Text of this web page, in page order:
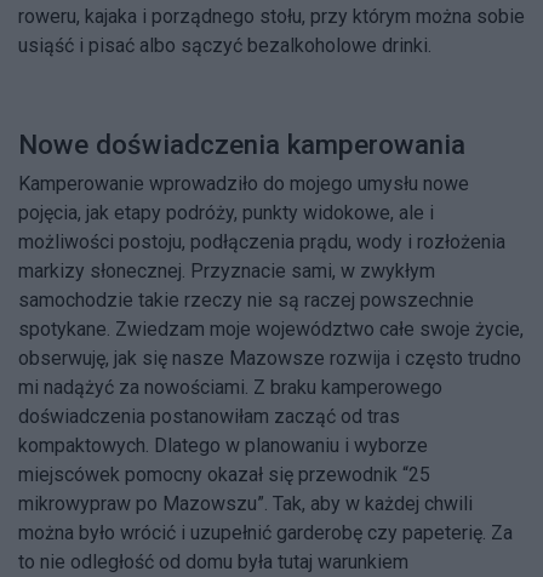
roweru, kajaka i porządnego stołu, przy którym można sobie
usiąść i pisać albo sączyć bezalkoholowe drinki.
Nowe doświadczenia kamperowania
Kamperowanie wprowadziło do mojego umysłu nowe
pojęcia, jak etapy podróży, punkty widokowe, ale i
możliwości postoju, podłączenia prądu, wody i rozłożenia
markizy słonecznej. Przyznacie sami, w zwykłym
samochodzie takie rzeczy nie są raczej powszechnie
spotykane. Zwiedzam moje województwo całe swoje życie,
obserwuję, jak się nasze Mazowsze rozwija i często trudno
mi nadążyć za nowościami. Z braku kamperowego
doświadczenia postanowiłam zacząć od tras
kompaktowych. Dlatego w planowaniu i wyborze
miejscówek pomocny okazał się przewodnik “25
mikrowypraw po Mazowszu”. Tak, aby w każdej chwili
można było wrócić i uzupełnić garderobę czy papeterię. Za
to nie odległość od domu była tutaj warunkiem